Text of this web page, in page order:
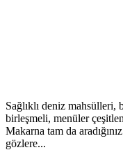
Sağlıklı deniz
birleşmeli, menüler
Makarna tam da
gözlere...